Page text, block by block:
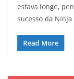
estava longe,
sucesso da Ninja
Read More